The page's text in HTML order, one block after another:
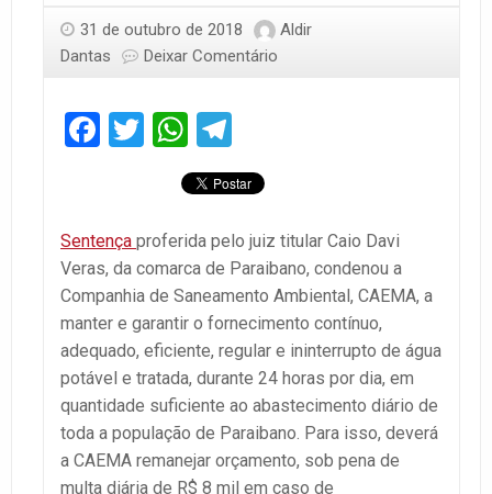
31 de outubro de 2018
Aldir
Dantas
Deixar Comentário
Facebook
TwitterWhatsApp
Sentença proferida pelo juiz titular Caio Davi
Veras, da comarca de Paraibano, condenou a
Companhia de Saneamento Ambiental, CAEMA, a
manter e garantir o fornecimento contínuo,
adequado, eficiente, regular e ininterrupto de água
potável e tratada, durante 24 horas por dia, em
quantidade suficiente ao abastecimento diário de
toda a população de Paraibano. Para isso, deverá
a CAEMA remanejar orçamento, sob pena de
multa diária de R$ 8 mil em caso de